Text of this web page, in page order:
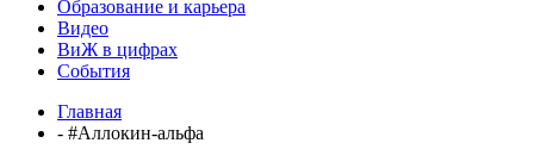
Образование и карьера
Видео
ВиЖ в цифрах
События
Главная
- #Аллокин-альфа